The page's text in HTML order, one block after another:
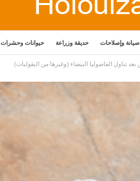
صيانة وإصلاحات حديقة وزراعة حيوانات وحشرات
تناول الفاصوليا البيضاء (وغيرها من البقوليات)